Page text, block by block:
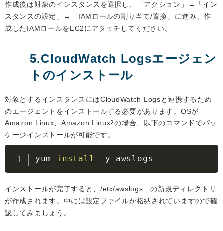
作成後は対象のインスタンスを選択し、「アクション」→「イン
スタンスの設定」→「IAMロールの割り当て/置換」に進み、作
成したIAMロールをEC2にアタッチしてください。
5.CloudWatch Logsエージェン
トのインストール
対象とするインスタンスにはCloudWatch Logsと連携するため
のエージェントをインストールする必要があります。OSが
Amazon Linux、Amazon Linux2の場合、以下のコマンドでパッ
ケージインストールが可能です。
yum install -y awslogs
インストールが完了すると、/etc/awslogs の新規ディレクトリ
が作成されます。中には設定ファイルが格納されていますので確
認してみましょう。